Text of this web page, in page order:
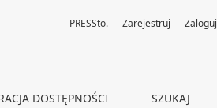
DOSTĘPNOŚCI SZUKAJ
PRESSto. Zarejestruj Zaloguj